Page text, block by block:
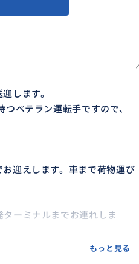
します。
ベテラン運転手ですので、
迎えします。車まで荷物運び
ーミナルまでお連れしま
もっと見る